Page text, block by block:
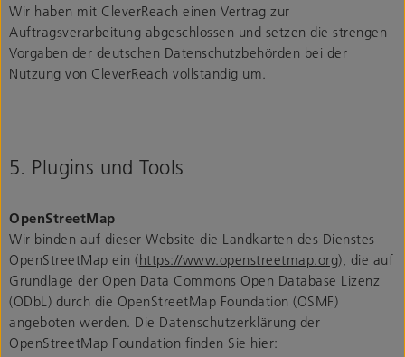
Wir haben mit CleverReach einen Vertrag zur
Auftragsverarbeitung abgeschlossen und setzen die strengen
Vorgaben der deutschen Datenschutzbehörden bei der
Nutzung von CleverReach vollständig um.
5. Plugins und Tools
OpenStreetMap
Wir binden auf dieser Website die Landkarten des Dienstes
OpenStreetMap ein (https://www.openstreetmap.org), die auf
Grundlage der Open Data Commons Open Database Lizenz
(ODbL) durch die OpenStreetMap Foundation (OSMF)
angeboten werden. Die Datenschutzerklärung der
OpenStreetMap Foundation finden Sie hier: